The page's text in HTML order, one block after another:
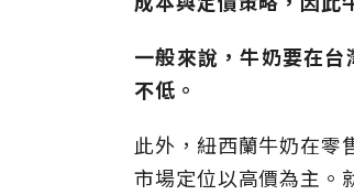
一般來說，牛奶要在
不低。
此外，紐西蘭牛奶在零
市場定位以高價為主。